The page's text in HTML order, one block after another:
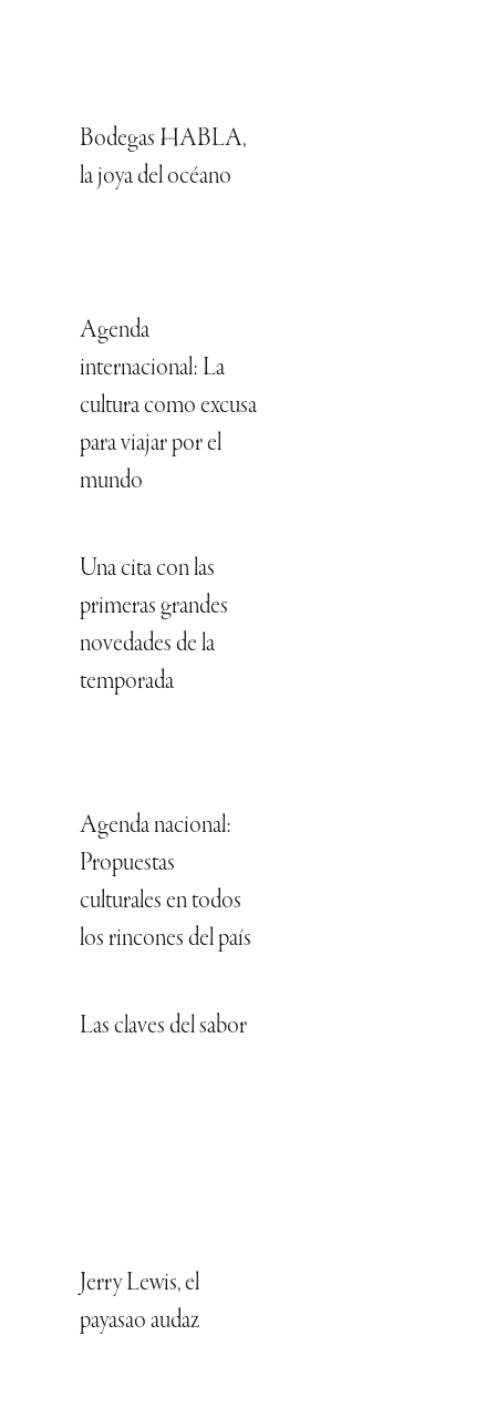
Bodegas HABLA,
la joya del océano
Agenda
internacional: La
cultura como excusa
para viajar por el
mundo
Una cita con las
primeras grandes
novedades de la
temporada
Agenda nacional:
Propuestas
culturales en todos
los rincones del país
Las claves del sabor
Jerry Lewis, el
payasao audaz